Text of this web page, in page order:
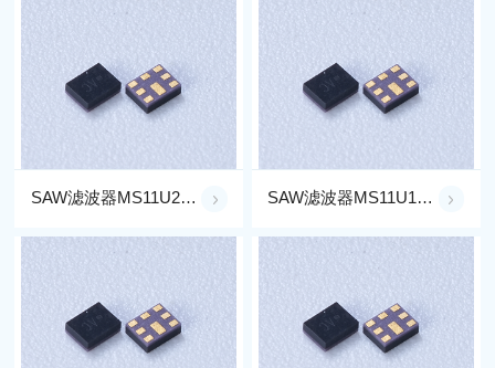
SAW滤波器MS11U2G59-RX41FD SAW滤波器MS11U1G57-G3H